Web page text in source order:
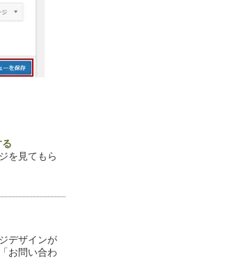
を見てもら
デザインが
お問い合わ